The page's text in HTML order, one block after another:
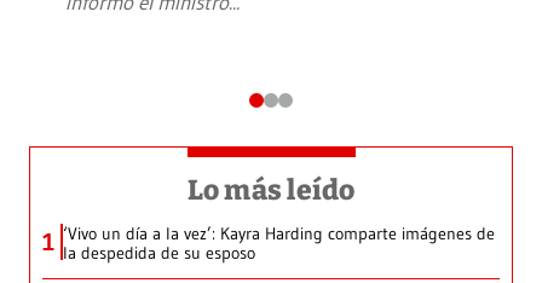
Lo más leído
1 ‘Vivo un día a la vez’: Kayra Harding comparte imágenes de
la despedida de su esposo